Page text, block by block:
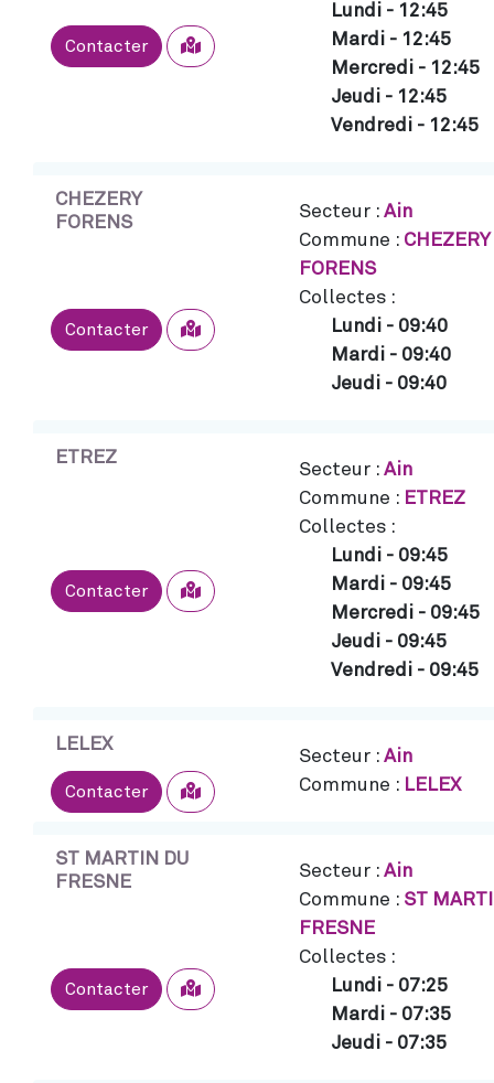
Contacter Sélectionner
Lundi- 12:45
Mardi- 12:45
Mercredi- 12:45
Jeudi- 12:45
Vendredi- 12:45
CHEZERY
FORENS
Contacter Sélectionner
Secteur : Ain
Commune : CHEZERY
FORENS
Collectes :
Lundi- 09:40
Mardi- 09:40
Jeudi- 09:40
ETREZ
Contacter Sélectionner
Secteur : Ain
Commune : ETREZ
Collectes :
Lundi- 09:45
Mardi- 09:45
Mercredi- 09:45
Jeudi- 09:45
Vendredi- 09:45
LELEX
Contacter Sélectionner
Secteur : Ain
Commune : LELEX
ST MARTIN DU
FRESNE
Contacter Sélectionner
Secteur : Ain
Commune : ST
FRESNE
Collectes :
Lundi- 07:25
Mardi- 07:35
Jeudi- 07:35